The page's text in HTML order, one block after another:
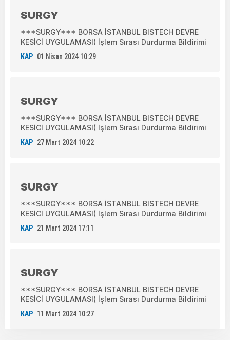
SURGY
***SURGY*** BORSA İSTANBUL BISTECH DEVRE
KESİCİ UYGULAMASI( İşlem Sırası Durdurma Bildirimi
KAP 01 Nisan 2024 10:29
SURGY
***SURGY*** BORSA İSTANBUL BISTECH DEVRE
KESİCİ UYGULAMASI( İşlem Sırası Durdurma Bildirimi
KAP 27 Mart 2024 10:22
SURGY
***SURGY*** BORSA İSTANBUL BISTECH DEVRE
KESİCİ UYGULAMASI( İşlem Sırası Durdurma Bildirimi
KAP 21 Mart 2024 17:11
SURGY
***SURGY*** BORSA İSTANBUL BISTECH DEVRE
KESİCİ UYGULAMASI( İşlem Sırası Durdurma Bildirimi
KAP 11 Mart 2024 10:27